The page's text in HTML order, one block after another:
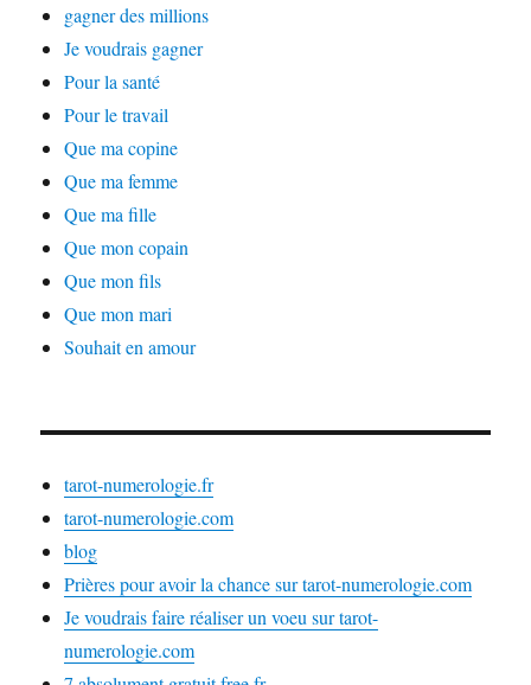
gagner des millions
Je voudrais gagner
Pour la santé
Pour le travail
Que ma copine
Que ma femme
Que ma fille
Que mon copain
Que mon fils
Que mon mari
Souhait en amour
tarot-numerologie.fr
tarot-numerologie.com
blog
Prières pour avoir la chance sur tarot-numerologie.com
Je voudrais faire réaliser un voeu sur tarot-
numerologie.com